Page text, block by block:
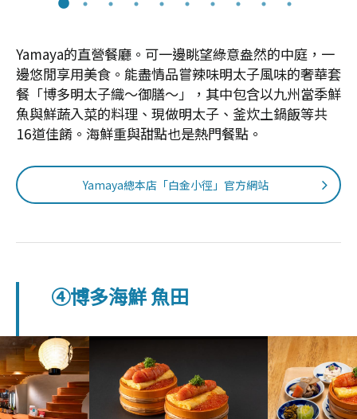
Yamaya的直營餐廳。可一邊眺望綠意盎然的中庭，一
邊悠閒享用美食。能盡情品嘗辣味明太子風味的奢華套
餐「博多明太子織～御膳～」，其中包含以九州當季鮮
魚與鮮蔬入菜的料理、現做明太子、釜炊土鍋飯等共
16道佳餚。海鮮重與甜點也是熱門餐點。
Yamaya總本店「白金小徑」官方網站
④博多海鮮 魚田